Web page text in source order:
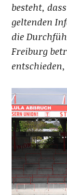
besteht,
geltenden
die
Freiburg